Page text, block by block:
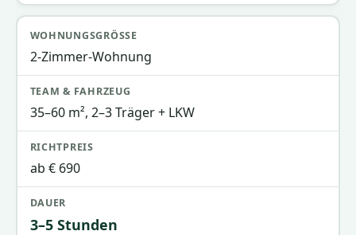
2-Zimmer-Wohnung
35–60 m², 2–3 Träger + LKW
ab € 690
3–5 Stunden